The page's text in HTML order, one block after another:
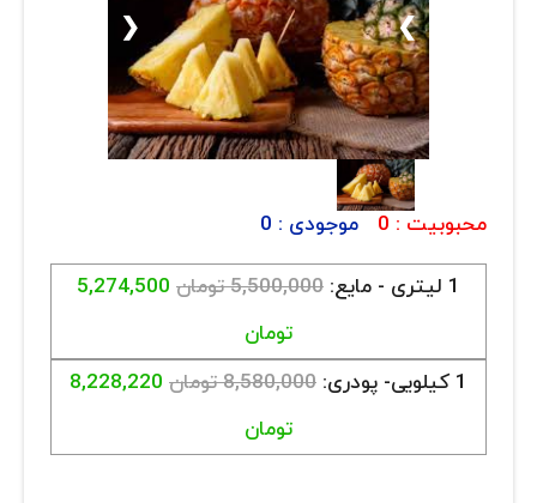
روغن و عصاره
ظروف
ماسک و ضدعفونی کننده
شیشه آلات آزمایشگاهی و تجهیزات
تجهیزات آزمایشگاهی پلاستیکی
دستگاه های دیجیتال
محصولات آرایشی و بهداشتی
همه محصولات
ارتباط با ما
❮ ❯
محبوبیت : 0 موجودی : 0
1 لیتری - مایع: 5,500,000 تومان
5,274,500
تومان
1 کیلویی- پودری:
8,580,000 تومان
8,228,220
تومان